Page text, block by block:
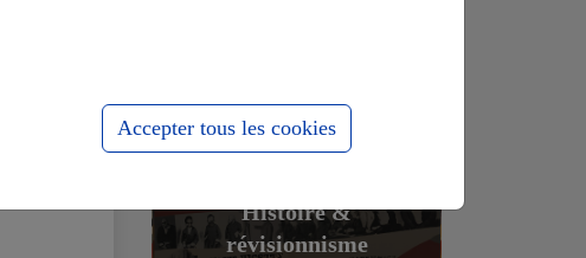
Histoire &
révisionnisme
Accepter tous les cookies